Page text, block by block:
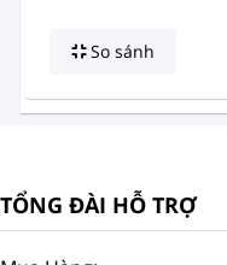
So sánh
TỔNG ĐÀI HỖ TRỢ